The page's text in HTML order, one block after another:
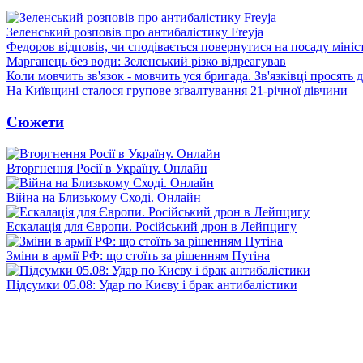
Зеленський розповів про антибалістику Freyja
Федоров відповів, чи сподівається повернутися на посаду
Марганець без води: Зеленський різко відреагував
Коли мовчить зв'язок - мовчить уся бригада. Зв'язківці просять
На Київщині сталося групове зґвалтування 21-річної дівчини
Сюжети
Вторгнення Росії в Україну. Онлайн
Війна на Близькому Сході. Онлайн
Ескалація для Європи. Російський дрон в Лейпцигу
Зміни в армії РФ: що стоїть за рішенням Путіна
Підсумки 05.08: Удар по Києву і брак антибалістики